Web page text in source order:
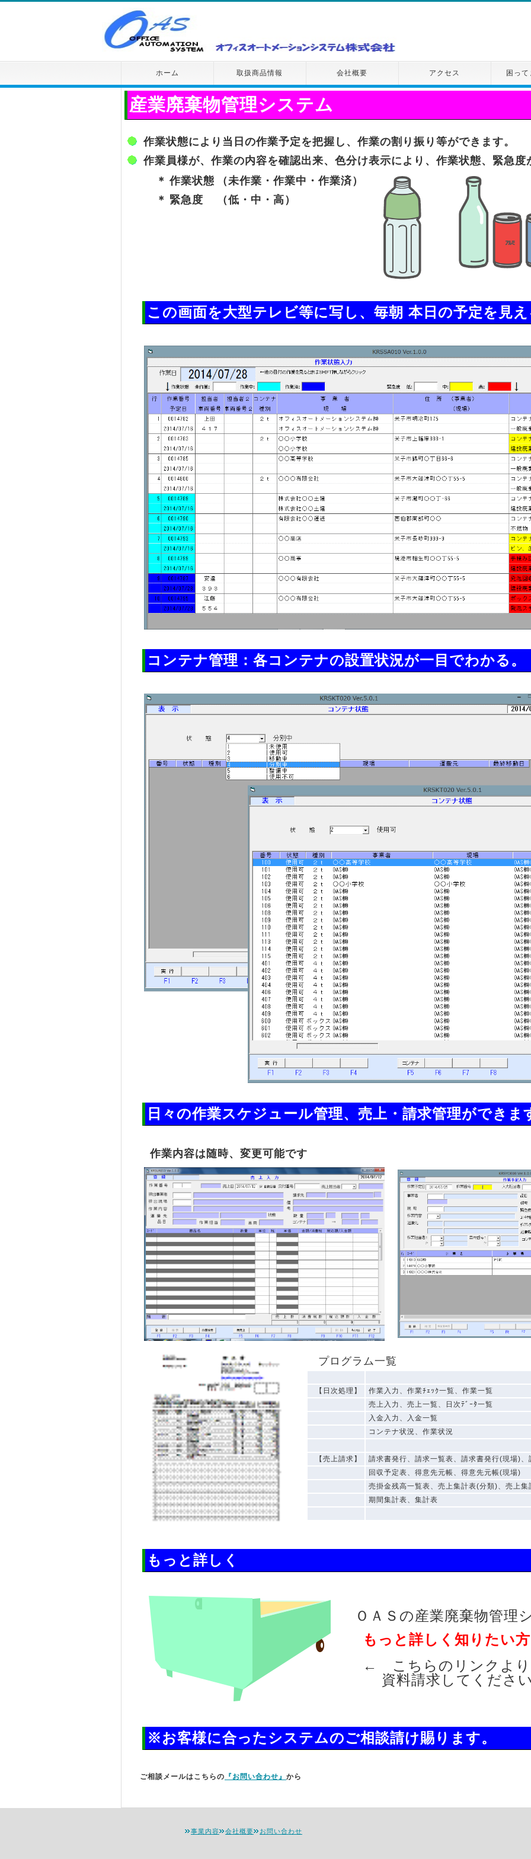
ホーム 取扱商品情報 会社概要 アクセス 困っ
産業廃棄物管理システム
作業状態により当日の作業予定を把握し、作業の割り振り等ができます。
作業員様が、作業の内容を確認出来、色分け表示により、作業状態、緊急度
＊ 作業状態
（未作業・作業中・作業済）
＊ 緊急度 （低・中・高）
この画面を大型テレビ等に写し、毎朝 本日の予定を見
コンテナ管理：各コンテナの設置状況が一目でわかる。
日々の作業スケジュール管理、売上・請求管理ができま
作業内容は随時、変更可能です
プログラム一覧
【日次処理】
作業入力、作業ﾁｪｯｸ一覧、作業一覧
売上入力、売上一覧、日次ﾃﾞｰﾀ一覧
入金入力、入金一覧
コンテナ状況、作業状況
【売上請求】
請求書発行、請求一覧表、請求書発行(現場)
回収予定表、得意先元帳、得意先元帳(現場)
売掛金残高一覧表、売上集計表(分類)、売上
期間集計表、集計表
もっと詳しく
ＯＡＳの産業廃棄物管理
もっと詳しく知りたい
← こちらのリンクより
資料請求してくださ
※お客様に合ったシステムのご相談請け賜ります。
ご相談メールはこちらの 『お問い合わせ』 から
事業内容 会社概要 お問い合わせ